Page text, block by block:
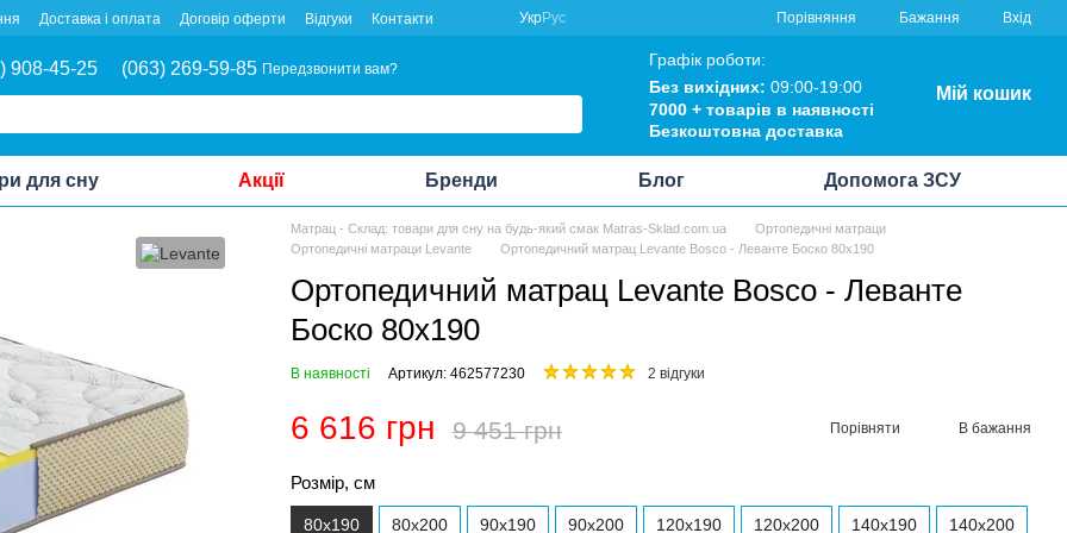
Доставка і оплата Договір оферти Відгуки Контакти УкрРус Порівняння Бажання Вхід
908-45-25 (063) 269-59-85 Передзвонити вам?
Графік роботи:
Без вихідних: 09:00-19:00
7000 + товарів в наявності
Безкоштовна доставка
Мій кошик
для сну Акції Бренди Блог Допомога ЗСУ
Матрац - Склад: товари для сну на будь-який смак Matras-Sklad.com.ua
Ортопедичні матраци
Ортопедичні матраци Levante
Ортопедичний матрац Levante Bosco - Леванте Боско 80x190
Ортопедичний матрац Levante Bosco - Леванте
Боско 80x190
В наявності Артикул: 462577230 2 відгуки
6 616 грн 9 451 грн Порівняти В бажання
Розмір, см
80x190 80x200 90x190 90x200 120x190 120x200 140x190 140x200